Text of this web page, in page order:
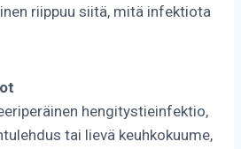
riippuu siitä, mitä infektiota
hengitystieinfektio,
tai lievä keuhkokuume,